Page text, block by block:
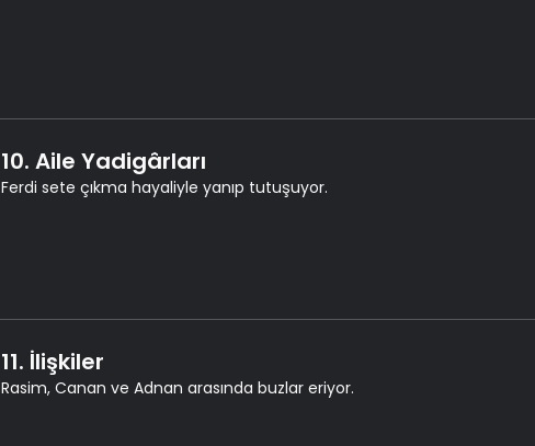
10. Aile Yadigârları
Ferdi sete çıkma hayaliyle yanıp tutuşuyor.
11. İlişkiler
Rasim, Canan ve Adnan arasında buzlar eriyor.